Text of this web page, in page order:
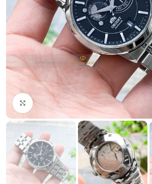
Click to enlarge